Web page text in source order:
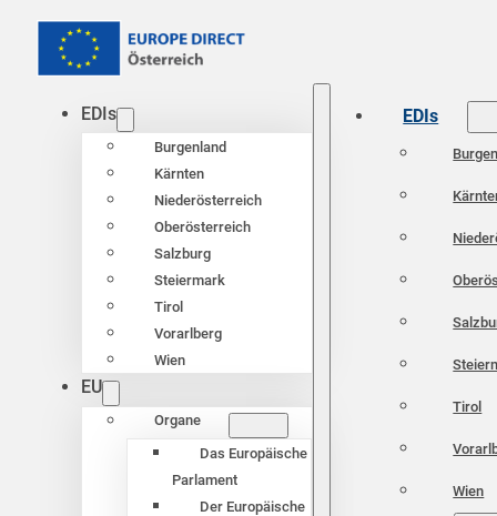
EDIs
Burgenland
Kärnten
Niederösterreich
Oberösterreich
Salzburg
Steiermark
Tirol
Vorarlberg
Wien
EU
Organe
Das Europäische
Parlament
Der Europäische
EDIs
Tirol
Wien